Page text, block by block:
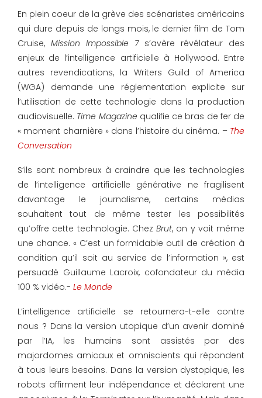
En plein coeur de la grève des scénaristes américains
qui dure depuis de longs mois, le dernier film de Tom
Cruise, Mission Impossible 7s’avère révélateur des
enjeux de l’intelligence artificielle à Hollywood. Entre
autres revendications, la Writers Guild of America
(WGA) demande une réglementation explicite sur
l’utilisation de cette technologie dans la production
audiovisuelle. Time Magazine qualifie ce bras de fer de
« moment charnière » dans l’histoire du cinéma. – The
Conversation
S’ils sont nombreux à craindre que les technologies
de l’intelligence artificielle générative ne fragilisent
davantage le journalisme, certains médias
souhaitent tout de même tester les possibilités
qu’offre cette technologie. Chez Brut, on y voit même
une chance. « C’est un formidable outil de création à
condition qu’il soit au service de l’information », est
persuadé Guillaume Lacroix, cofondateur du média
100 % vidéo.- Le Monde
L’intelligence artificielle se retournera-t-elle contre
nous ? Dans la version utopique d’un avenir dominé
par l’IA, les humains sont assistés par des
majordomes amicaux et omniscients qui répondent
à tous leurs besoins. Dans la version dystopique, les
robots affirment leur indépendance et déclarent une